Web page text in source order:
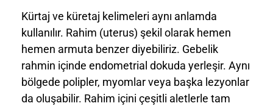
Kürtaj ve küretaj kelimeleri aynı anlamda
kullanılır. Rahim (uterus) şekil olarak hemen
hemen armuta benzer diyebiliriz. Gebelik
rahmin içinde endometrial dokuda yerleşir. Aynı
bölgede polipler, myomlar veya başka lezyonlar
da oluşabilir. Rahim içini çeşitli aletlerle tam